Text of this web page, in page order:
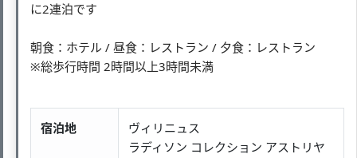
に2連泊です
朝食：ホテル / 昼食：レストラン / 夕食：レストラン
※総歩行時間 2時間以上3時間未満
宿泊地
ヴィリニュス
ラディソン コレクション アストリヤ